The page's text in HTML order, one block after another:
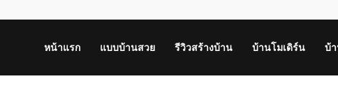
หน้าแรก แบบบ้านสวย รีวิวสร้างบ้าน บ้านโมเดิร์น บ้